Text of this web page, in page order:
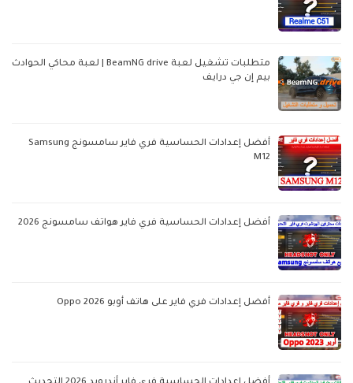
متطلبات تشغيل لعبة BeamNG drive | لعبة محاكي الحوادث
بيم إن جي درايف
أفضل إعدادات الحساسية فري فاير سامسونج Samsung
M12
أفضل إعدادات الحساسية فري فاير هواتف سامسونج 2026
أفضل إعدادات فري فاير على هاتف أوبو Oppo 2026